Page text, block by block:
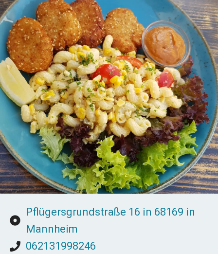
Pflügersgrundstraße 16 in 68169 in
Mannheim
062131998246